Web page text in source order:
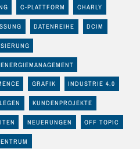
C-PLATTFORM CHARLY
DATENREIHE DCIM
ENERGIEMANAGEMENT
GRAFIK INDUSTRIE 4.0
KUNDENPROJEKTE
NEUERUNGEN OFF TOPIC